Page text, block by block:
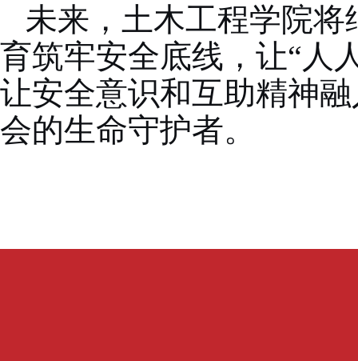
未来，土木工程学院
育筑牢安全底线，让“人
让安全意识和互助精神
会的生命守护者。